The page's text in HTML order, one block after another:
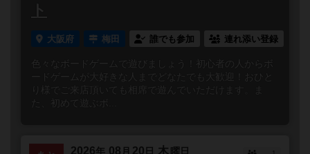
ト
大阪府 梅田 誰でも参加 連れ添い登録
色々なボードゲームで遊びましょう！初心者の人からボ
ードゲームが大好きな人までどなたでも大歓迎！おひと
り様でご来店頂いても相席で遊んでいただけます。ま
た、初めて遊ぶボ...
2026年 08 月 20 日 木曜日